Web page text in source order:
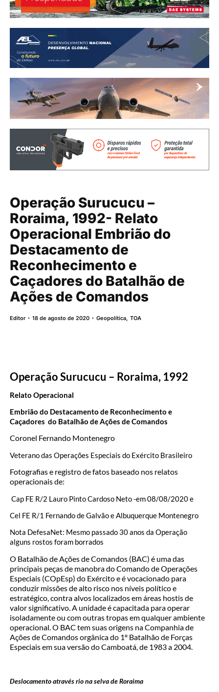
Operação Surucucu –
Roraima, 1992- Relato
Operacional Embrião do
Destacamento de
Reconhecimento e
Caçadores do Batalhão de
Ações de Comandos
Editor 18 de agosto de 2020 Geopolítica,TOA
Operação Surucucu – Roraima, 1992
Relato Operacional
Embrião do Destacamento de Reconhecimento e
Caçadores do Batalhão de Ações de Comandos
Coronel Fernando Montenegro
Veterano das Operações Especiais do Exército Brasileiro
Fotografias e registro de fatos baseado nos relatos
operacionais de:
Cap FE R/2 Lauro Pinto Cardoso Neto -em 08/08/2020 e
Cel FE R/1 Fernando de Galvão e Albuquerque Montenegro
Nota DefesaNet: Mesmo passado 30 anos da Operação
alguns rostos foram borrados
O Batalhão de Ações de Comandos (BAC) é uma das
principais peças de manobra do Comando de Operações
Especiais (COpEsp) do Exército e é vocacionado para
conduzir missões de alto risco nos níveis político e
estratégico, contra alvos localizados em áreas hostis de
valor significativo. A unidade é capacitada para operar
isoladamente ou com outras tropas em qualquer ambiente
operacional. O BAC tem suas origens na Companhia de
Ações de Comandos orgânica do 1º Batalhão de Forças
Especiais em sua versão do Camboatá, de 1983 a 2004.
Deslocamento através rio na selva de Roraima